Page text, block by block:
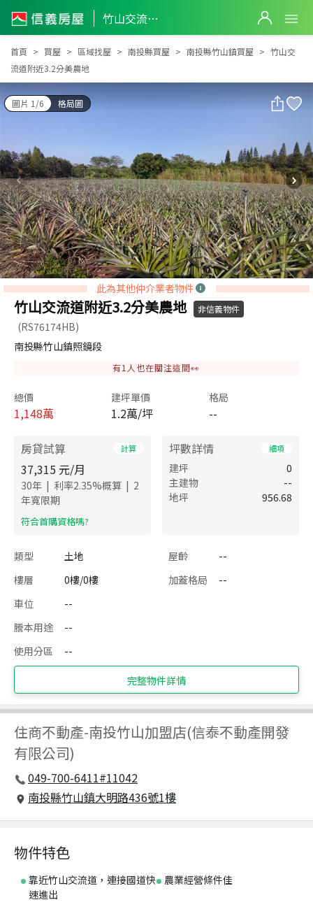
竹山交流道附近3.2分美農地
竹山交流道附近3.2分美農地
首頁 買屋 區域找屋 南投縣買屋 南投縣竹山鎮買屋
竹山交
流道附近3.2分美農地
圖片 1/6 格局圖
此為其他仲介業者物件
竹山交流道附近3.2分美農地 非信義物件
(RS76174HB)
南投縣竹山鎮照鏡段
有1 人也在關注這間👀
總價
1,148萬
建坪單價
1.2萬/坪
格局
--
房貸試算 計算
37,315 元/月
30年 | 利率2.35%概算 | 2
年寬限期
​符合首購資格嗎?
坪數詳情 細項
建坪
0
主建物
--
地坪
956.68
類型 土地 屋齡
--
樓層
0樓/0樓 加蓋格局
--
車位
--
謄本用途
--
使用分區
--
完整物件詳情
住商不動產-南投竹山加盟店(信泰不動產開發
有限公司)
049-700-6411#11042
南投縣竹山鎮大明路436號1樓
物件特色
靠近竹山交流道，連接國道快
速進出
農業經營條件佳